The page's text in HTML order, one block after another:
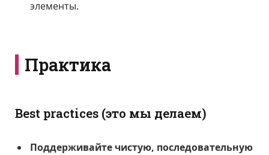
элементы.
Практика
Best practices (это мы делаем)
Поддерживайте чистую, последовательную